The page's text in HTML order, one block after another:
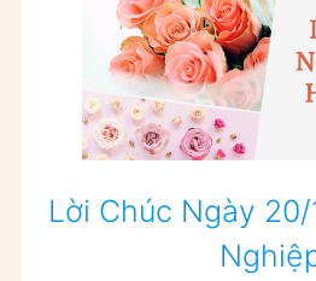
Lời Chúc Ngày